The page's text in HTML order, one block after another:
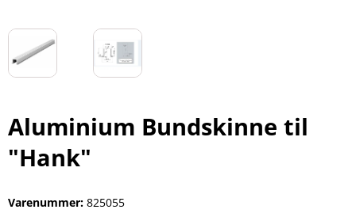
Aluminium Bundskinne til
"Hank"
Varenummer: 825055